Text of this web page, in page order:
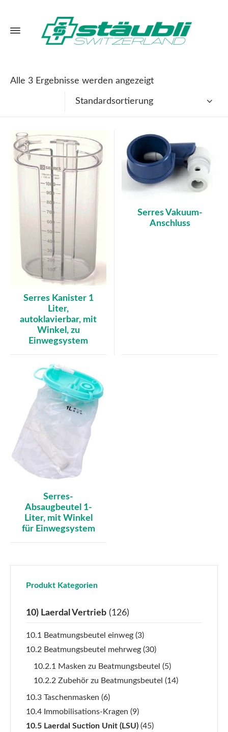
Alle 3 Ergebnisse werden angezeigt
Standardsortierung
Serres Kanister 1
Liter,
autoklavierbar, mit
Winkel, zu
Einwegsystem
Serres Vakuum-
Anschluss
Serres-
Absaugbeutel 1-
Liter, mit Winkel
für Einwegsystem
Produkt Kategorien
10) Laerdal Vertrieb (126)
10.1 Beatmungsbeutel einweg (3)
10.2 Beatmungsbeutel mehrweg (30)
10.2.1 Masken zu Beatmungsbeutel (5)
10.2.2 Zubehör zu Beatmungsbeutel (14)
10.3 Taschenmasken (6)
10.4 Immobilisations-Kragen (9)
10.5 Laerdal Suction Unit (LSU) (45)